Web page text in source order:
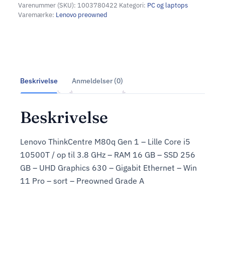
Varenummer (SKU): 1003780422 Kategori: PC og laptops
Varemærke: Lenovo preowned
Beskrivelse Anmeldelser (0)
Beskrivelse
Lenovo ThinkCentre M80q Gen 1 – Lille Core i5
10500T / op til 3.8 GHz – RAM 16 GB – SSD 256
GB – UHD Graphics 630 – Gigabit Ethernet – Win
11 Pro – sort – Preowned Grade A